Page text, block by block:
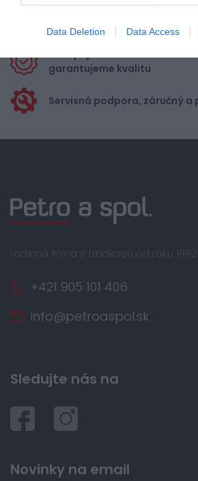
Data Deletion Data Access
kartou, platobná brána
Nakupujete od distribútora
garantujeme kvalitu
Servisná podpora, záručný a
rodinná firma s tradíciou od roku 1992
+421 905 101 406
info@petroaspol.sk
Sledujte nás na
Novinky na email